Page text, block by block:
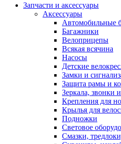
Запчасти и аксессуары
Аксессуары
Автомобильные
Багажники
Велоприцепы
Всякая всячина
Насосы
Детские
Замки и
Защита рамы и
Зеркала, звонки
Крепления для
Крылья для
Подножки
Световое
Смазки,